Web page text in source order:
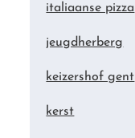
italiaanse pizza
jeugdherberg
keizershof gent
kerst